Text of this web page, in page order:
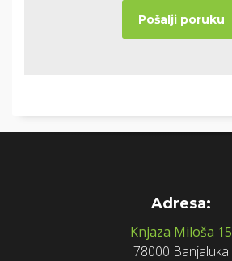
Adresa:
Knjaza Miloša 15
78000 Banjaluka